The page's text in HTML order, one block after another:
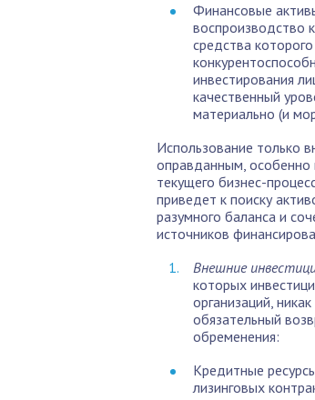
Финансовые
воспроизводство
средства
инвестирования
качественный
материально (и
Использование только
оправданным, особенно
текущего бизнес-
приведет к поиску
разумного баланса и
источников
Внешние
которых
организаций,
обязательный
обременения:
Кредитные
лизинговых